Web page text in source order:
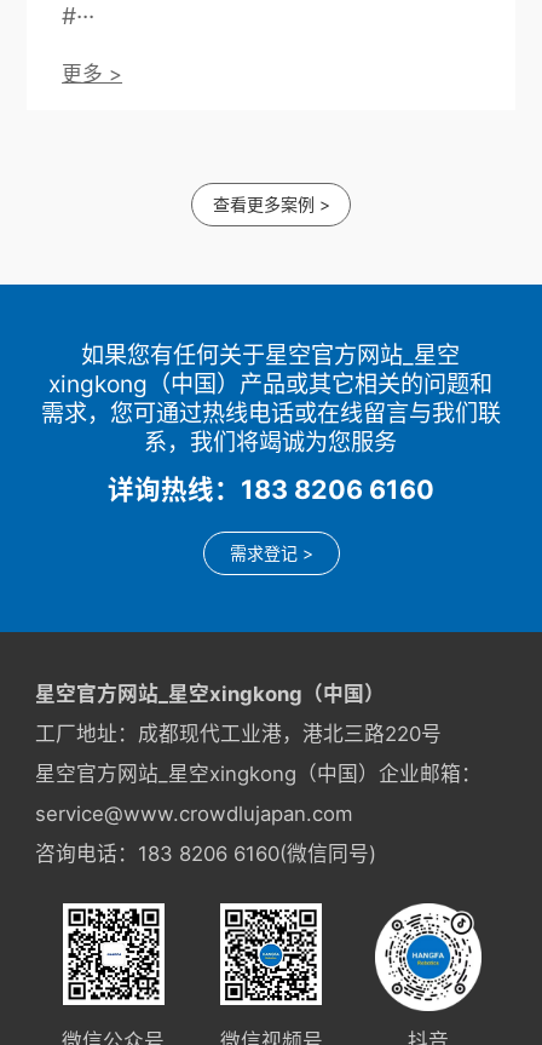
#···
更多 >
查看更多案例 >
如果您有任何关于星空官方网站_星空
xingkong（中国）产品或其它相关的问题和
需求，您可通过热线电话或在线留言与我们联
系，我们将竭诚为您服务
详询热线：183 8206 6160
需求登记 >
星空官方网站_星空xingkong（中国）
工厂地址：成都现代工业港，港北三路220号
星空官方网站_星空xingkong（中国）企业邮箱：
service@www.crowdlujapan.com
咨询电话：183 8206 6160(微信同号)